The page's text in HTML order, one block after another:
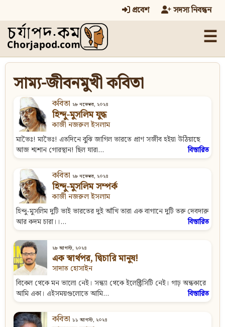
প্রবেশ সদস্য নিবন্ধন
☰
সাম্য-জীবনমুখী কবিতা
কবিতা ২৮ নভেম্বর, ২০২৪
হিন্দু-মুসলিম যুদ্ধ
কাজী নজরুল ইসলাম
মাভৈঃ! মাভৈঃ! এতদিনে বুঝি জাগিল ভারতে প্রাণ সজীব হইয়া উঠিয়াছে
আজ শ্মশান গোরস্থান! ছিল যারা...
বিস্তারিত
কবিতা ২৮ নভেম্বর, ২০২৪
হিন্দু-মুসলিম সম্পর্ক
কাজী নজরুল ইসলাম
হিন্দু-মুসলিম দুটি ভাই ভারতের দুই আঁখি তারা এক বাগানে দুটি তরু দেবদারু
আর কদম চারা।।...
বিস্তারিত
২৮ আগস্ট, ২০২৪
এক স্বার্থপর, দ্বিচারি মানুষ!
সাদাত হোসাইন
বিকেল থেকে মন ভালো নেই। সন্ধ্যা থেকে ইলেক্ট্রিসিটি নেই। গাঢ় অন্ধকারে
আমি একা। এইসময়গুলোতে আমি...
বিস্তারিত
কবিতা ১১ আগস্ট, ২০২৪